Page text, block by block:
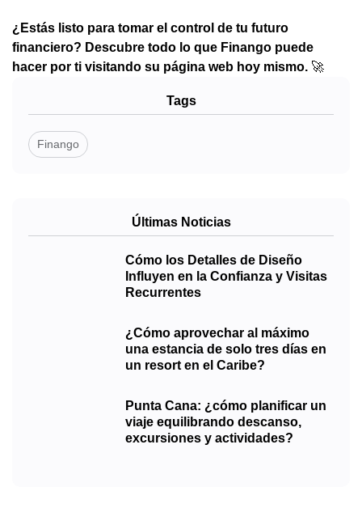
¿Estás listo para tomar el control de tu futuro
financiero? Descubre todo lo que Finango puede
hacer por ti visitando su página web hoy mismo. 🚀
Tags
Finango
Últimas Noticias
Cómo los Detalles de Diseño
Influyen en la Confianza y Visitas
Recurrentes
¿Cómo aprovechar al máximo
una estancia de solo tres días en
un resort en el Caribe?
Punta Cana: ¿cómo planificar un
viaje equilibrando descanso,
excursiones y actividades?